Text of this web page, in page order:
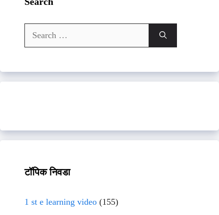
Search
for:
टॉपिक निवडा
1 st e learning video (155)